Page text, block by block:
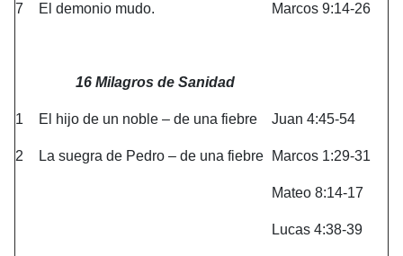
7 El demonio mudo. Marcos 9:14-26
16 Milagros de Sanidad
1 El hijo de un noble – de una fiebre Juan 4:45-54
2 La suegra de Pedro – de una fiebre Marcos 1:29-31
Mateo 8:14-17
Lucas 4:38-39